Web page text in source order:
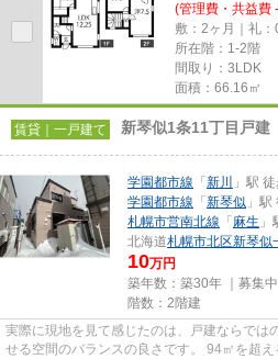
(管理費・共益費
敷：2ヶ月｜礼：
所在階：1-2階
間取り：3LDK
面積：66.16㎡
賃貸｜一戸建て 新琴似1条11丁目戸建
学園都市線 「 新川
」駅
学園都市線 「 新琴似 」
札幌市営南北線 「 麻生
北海道札幌市北区新琴似
10万円
築年数：築30年 ｜募集中
階数：2階建
実際に現地を見て感じたのは、戸建ならでは
せる空間のバランスの良さです。 94㎡を超